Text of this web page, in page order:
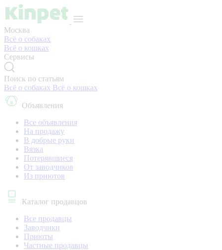
Москва
Всё о собаках
Всё о кошках
Сервисы
Поиск по статьям
Всё о собаках Всё о кошках
Объявления
Все объявления
На продажу
В добрые руки
Вязка
Потерявшиеся
От заводчиков
Из приютов
Каталог продавцов
Все продавцы
Заводчики
Приюты
Частные продавцы